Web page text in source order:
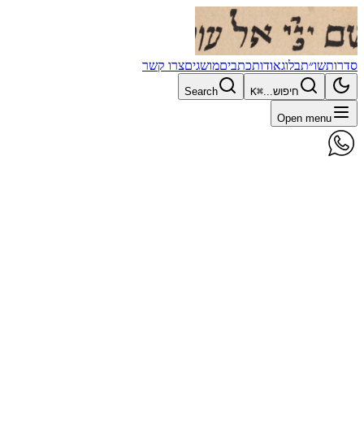
סדרותשו״תבלוגאודותכתביםמושגיםצרו קשר
חיפוש...⌘K
Search
Open menu